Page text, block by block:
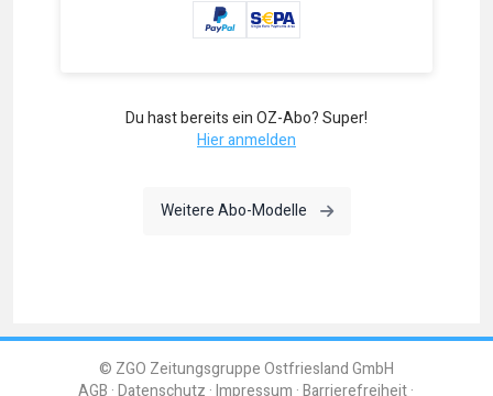
Du hast bereits ein OZ-Abo? Super!
Hier anmelden
Weitere Abo-Modelle
© ZGO Zeitungsgruppe Ostfriesland GmbH
AGB Datenschutz Impressum Barrierefreiheit